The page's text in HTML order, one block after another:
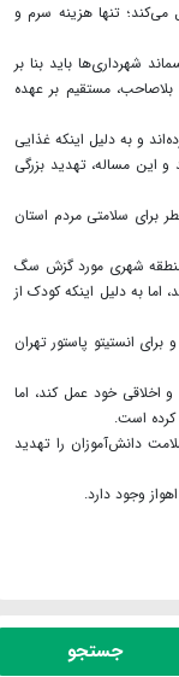
تنها هزینه سرم و
شهرداری‌ها باید بنا بر
مستقیم بر عهده
و به دلیل اینکه غذایی
این مساله، تهدید بزرگی
سلامتی مردم استان
یک کودک ۱۰ ساله مسجدسلیمانی در یک منطقه شهری مورد گزش سگ
شد، اما به دلیل اینکه کودک از
انجام و برای انستیتو پاستور تهران
اخلاقی خود عمل کند، اما
دانش‌آموزان را تهدید
جستجو